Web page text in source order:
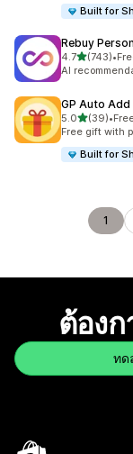
Built for
Rebuy
4.7เต็ม 5 ดาว
(743)
ทั้งหมด 743 รีวิว
•
AI
GP Auto Add
5.0เต็ม 5 ดาว
(39)
ทั้งหมด 39 รีวิว
•
Free gift with
Built for
1
ต้อง
ทด